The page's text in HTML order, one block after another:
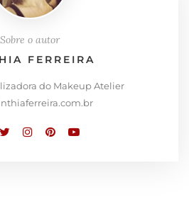
Sobre o autor
FERREIRA
do Makeup Atelier